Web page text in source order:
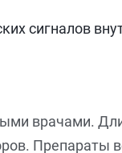
сигналов
врачами.
Препараты